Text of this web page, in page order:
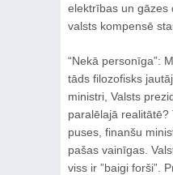
elektrības un gāzes
valsts kompensē
“Nekā personīga”:
tāds filozofisks
ministri, Valsts
paralēlajā
puses, finanšu
pašas vainīgas.
viss ir ”baigi forši”.